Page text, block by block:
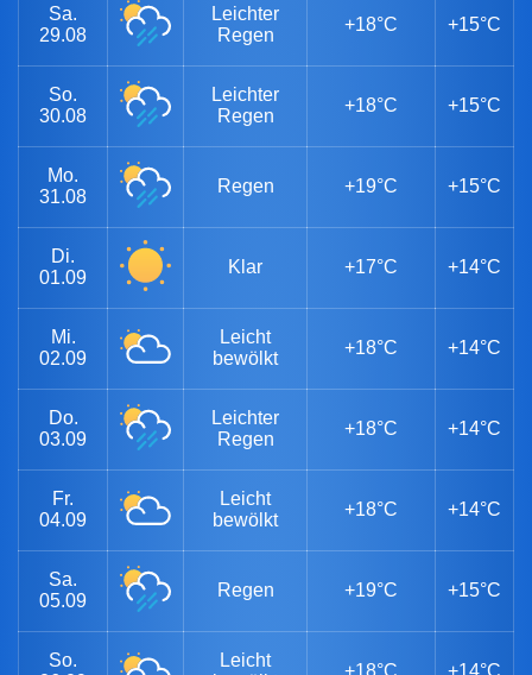
Sa.
29.08
Leichter
Regen
+18°C +15°C
So.
30.08
Leichter
Regen
+18°C +15°C
Mo.
31.08
Regen +19°C +15°C
Di.
01.09
Klar +17°C +14°C
Mi.
02.09
Leicht
bewölkt
+18°C +14°C
Do.
03.09
Leichter
Regen
+18°C +14°C
Fr.
04.09
Leicht
bewölkt
+18°C +14°C
Sa.
05.09
Regen +19°C +15°C
So.
Leicht
+18°C +14°C